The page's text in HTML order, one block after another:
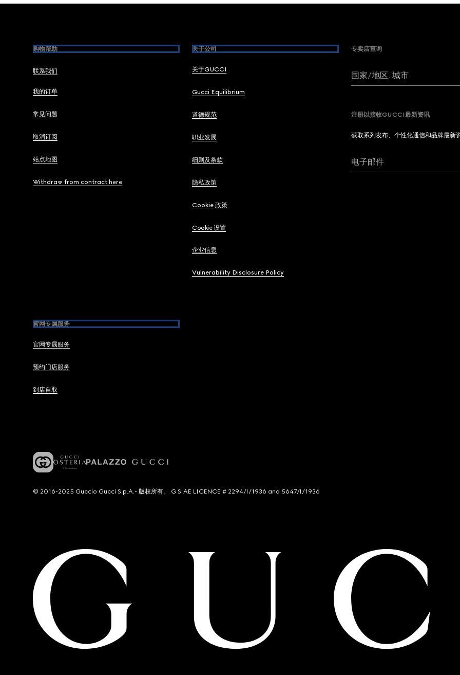
购物帮助
联系我们
我的订单
常见问题
取消订阅
站点地图
Withdraw from contract here
关于公司
关于GUCCI
Gucci Equilibrium
道德规范
职业发展
细则及条款
隐私政策
Cookie 政策
Cookie 设置
企业信息
Vulnerability Disclosure Policy
官网专属服务
官网专属服务
预约门店服务
到店自取
专卖店查询
国家/地区, 城市
注册以接收GUCCI最新资讯
获取系列发布、个性化通信和品牌最新
电子邮件
© 2016-2025 Guccio Gucci S.p.A.- 版权所有。 G SIAE LICENCE # 2294/I/1936 and 5647/I/1936